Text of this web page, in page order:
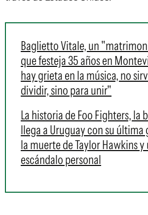
Baglietto Vitale, un
que festeja 35 años en
hay grieta en la música, no
dividir, sino para unir"
La historia de Foo Fighters, la
llega a Uruguay con su última
la muerte de Taylor Hawkins y
escándalo personal